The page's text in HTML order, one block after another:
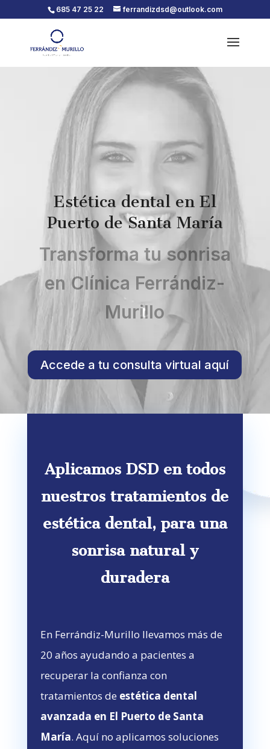
685 47 25 22 ferrandizdsd@outlook.com
Estética dental en El
Puerto de Santa María
Transforma tu sonrisa
en Clínica Ferrándiz-
Murillo
Accede a tu consulta virtual aquí
Aplicamos DSD en todos
nuestros tratamientos de
estética dental, para una
sonrisa natural y
duradera
En Ferrándiz-Murillo llevamos más de
20 años ayudando a pacientes a
recuperar la confianza con
tratamientos de estética dental
avanzada en El Puerto de Santa
María. Aquí no aplicamos soluciones